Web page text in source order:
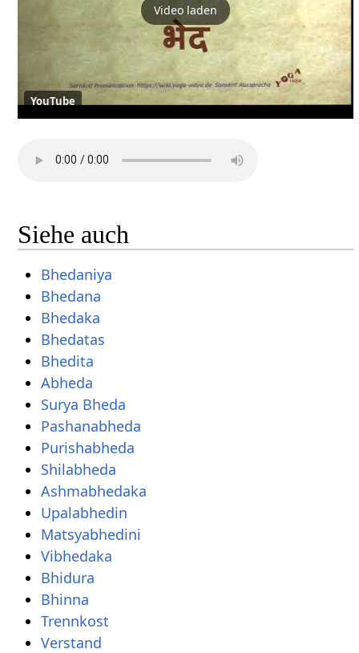
Video laden
YouTube
Siehe auch
Bhedaniya
Bhedana
Bhedaka
Bhedatas
Bhedita
Abheda
Surya Bheda
Pashanabheda
Purishabheda
Shilabheda
Ashmabhedaka
Upalabhedin
Matsyabhedini
Vibhedaka
Bhidura
Bhinna
Trennkost
Verstand